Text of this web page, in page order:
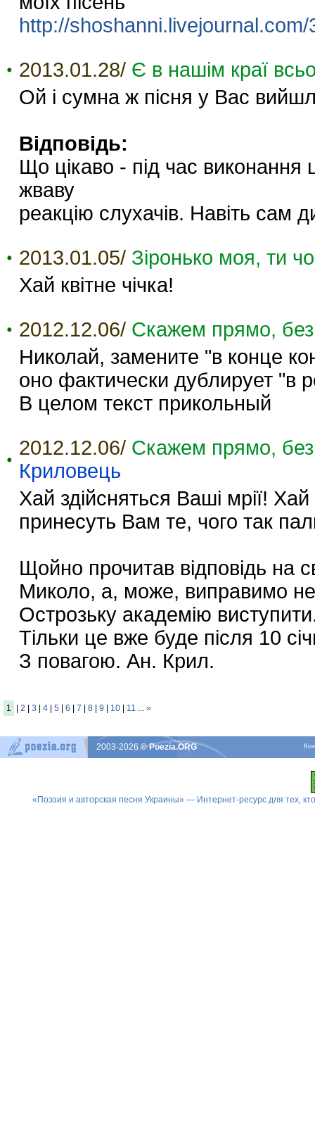
http://shoshanni.livejournal.com/
2013.01.28/ Є в нашім краї
Ой і сумна ж пісня у Вас
Відповідь:
Що цікаво - під час виконання
жваву
реакцію слухачів. Навіть сам
2013.01.05/ Зіронько моя, ти
Хай квітне чічка!
2012.12.06/ Скажем прямо,
Николай, замените "в конце
оно фактически дублирует "в
В целом текст прикольный
2012.12.06/ Скажем прямо,
Криловець
Хай здійсняться Ваші мрії!
принесуть Вам те, чого так
Щойно прочитав відповідь на
Миколо, а, може, виправимо
Острозьку академію
Тільки це вже буде після 10
З повагою. Ан. Крил.
1 2 3 4 5 6 7 8 9 10 11 ... »
2003-2026© Poezia.ORG
«Поэзия и авторская песня Украины» — Интернет-ресурс для тех,